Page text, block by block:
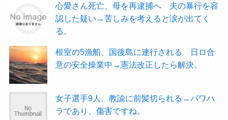
心愛さん死亡、母を再逮捕へ 夫の暴行を容
認した疑い→苦しみを考えると涙が出てく
る。
根室の5漁船、国後島に連行される 日ロ合
意の安全操業中→憲法改正したら解決。
女子選手9人、教諭に前髪切られる→パワハ
ラであり、傷害ですね。